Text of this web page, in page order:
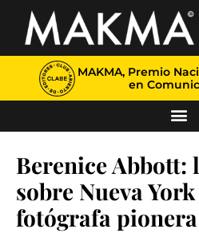
MAKMA, Premio
en
Berenice Abbott:
sobre Nueva
fotógrafa